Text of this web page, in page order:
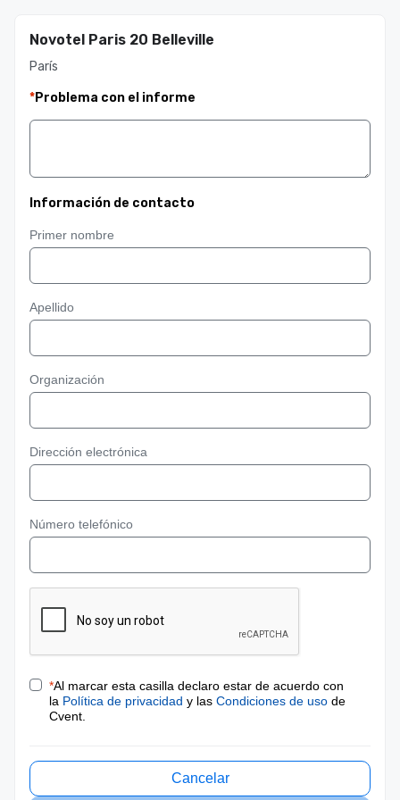
Novotel Paris 20 Belleville
París
*Problema con el informe
Información de contacto
Primer nombre
Apellido
Organización
Dirección electrónica
Número telefónico
*Al marcar esta casilla declaro estar de acuerdo con
la Política de privacidad y las Condiciones de uso de
Cvent.
Cancelar